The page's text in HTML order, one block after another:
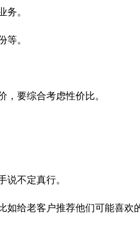
务。
等。
要综合考虑性价比。
不定真行。
如给老客户推荐他们可能喜欢